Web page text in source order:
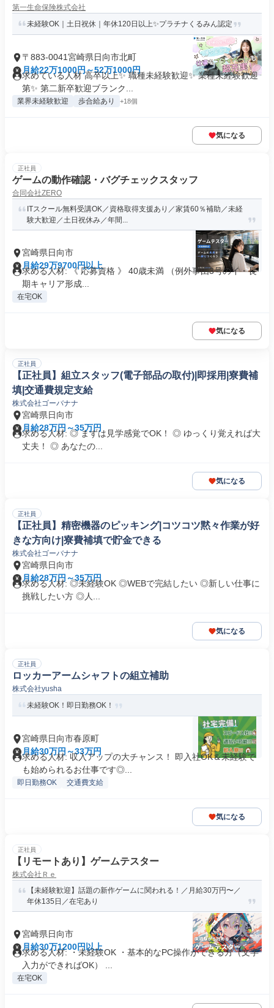
第一生命保険株式会社
未経験OK｜土日祝休｜年休120日以上✨プラチナくるみん認定
〒883-0041宮崎県日向市北町
月給22万1000円～52万1000円
求めている人材 高卒以上✨ 職種未経験歓迎✨ 業種未経験歓迎
第✨ 第二新卒歓迎ブランク...
業界未経験歓迎 歩合給あり +18個
気になる
正社員
ゲームの動作確認・バグチェックスタッフ
合同会社ZERO
ITスクール無料受講OK／資格取得支援あり／家賃60％補助／未経
験大歓迎／土日祝休み／年間...
宮崎県日向市
月給29万9700円以上
求める人材: 《 応募資格 》 40歳未満 （例外事由3号のイ・長
期キャリア形成...
在宅OK
気になる
正社員
【正社員】組立スタッフ(電子部品の取付)|即採用|寮費補
填|交通費規定支給
株式会社ゴーバナナ
宮崎県日向市
月給28万円～35万円
求める人材: ◎ まずは見学感覚でOK！ ◎ ゆっくり覚えれば大
丈夫！ ◎ あなたの...
気になる
正社員
【正社員】精密機器のピッキング|コツコツ黙々作業が好
きな方向け|寮費補填で貯金できる
株式会社ゴーバナナ
宮崎県日向市
月給28万円～35万円
求める人材: ◎未経験OK ◎WEBで完結したい ◎新しい仕事に
挑戦したい方 ◎人...
気になる
正社員
ロッカーアームシャフトの組立補助
株式会社yusha
未経験OK！即日勤務OK！
宮崎県日向市春原町
月給30万円～33万円
求める人材: 収入アップの大チャンス！ 即入社OK＆未経験で
も始められるお仕事です◎...
即日勤務OK 交通費支給
気になる
正社員
【リモートあり】ゲームテスター
株式会社Ｒｅ
【未経験歓迎】話題の新作ゲームに関われる！／月給30万円〜／
年休135日／在宅あり
宮崎県日向市
月給30万1200円以上
求める人材: ・未経験OK ・基本的なPC操作ができる方（文字
入力ができればOK） ...
在宅OK